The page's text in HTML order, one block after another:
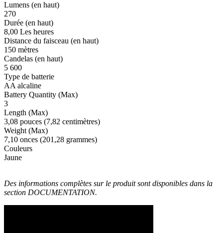
Lumens (en haut)
270
Durée (en haut)
8,00 Les heures
Distance du faisceau (en haut)
150 mètres
Candelas (en haut)
5 600
Type de batterie
AA alcaline
Battery Quantity (Max)
3
Length (Max)
3,08 pouces (7,82 centimètres)
Weight (Max)
7,10 onces (201,28 grammes)
Couleurs
Jaune
Des informations complètes sur le produit sont disponibles dans la
section DOCUMENTATION.